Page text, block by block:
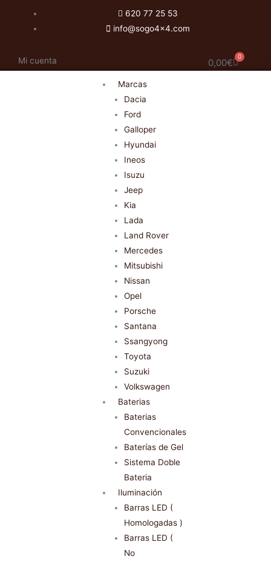
620 77 25 53
info@sogo4x4.com
Mi cuenta 0,00€
0
Carrito
Marcas
Dacia
Ford
Galloper
Hyundai
Ineos
Isuzu
Jeep
Kia
Lada
Land Rover
Mercedes
Mitsubishi
Nissan
Opel
Porsche
Santana
Ssangyong
Toyota
Suzuki
Volkswagen
Baterias
Baterias
Convencionales
Baterías de Gel
Sistema Doble
Bateria
Iluminación
Barras LED (
Homologadas )
Barras LED (
No